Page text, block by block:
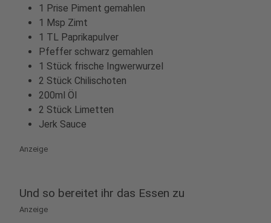
1 Prise Piment gemahlen
1 Msp Zimt
1 TL Paprikapulver
Pfeffer schwarz gemahlen
1 Stück frische Ingwerwurzel
2 Stück Chilischoten
200ml Öl
2 Stück Limetten
Jerk Sauce
Anzeige
Und so bereitet ihr das Essen zu
Anzeige